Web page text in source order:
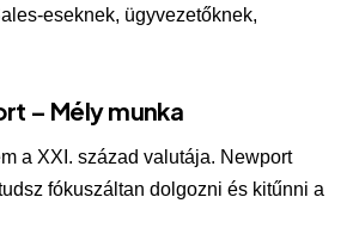
eseknek, ügyvezetőknek,
– Mély munka
a XXI. század valutája. Newport
fókuszáltan dolgozni és kitűnni a